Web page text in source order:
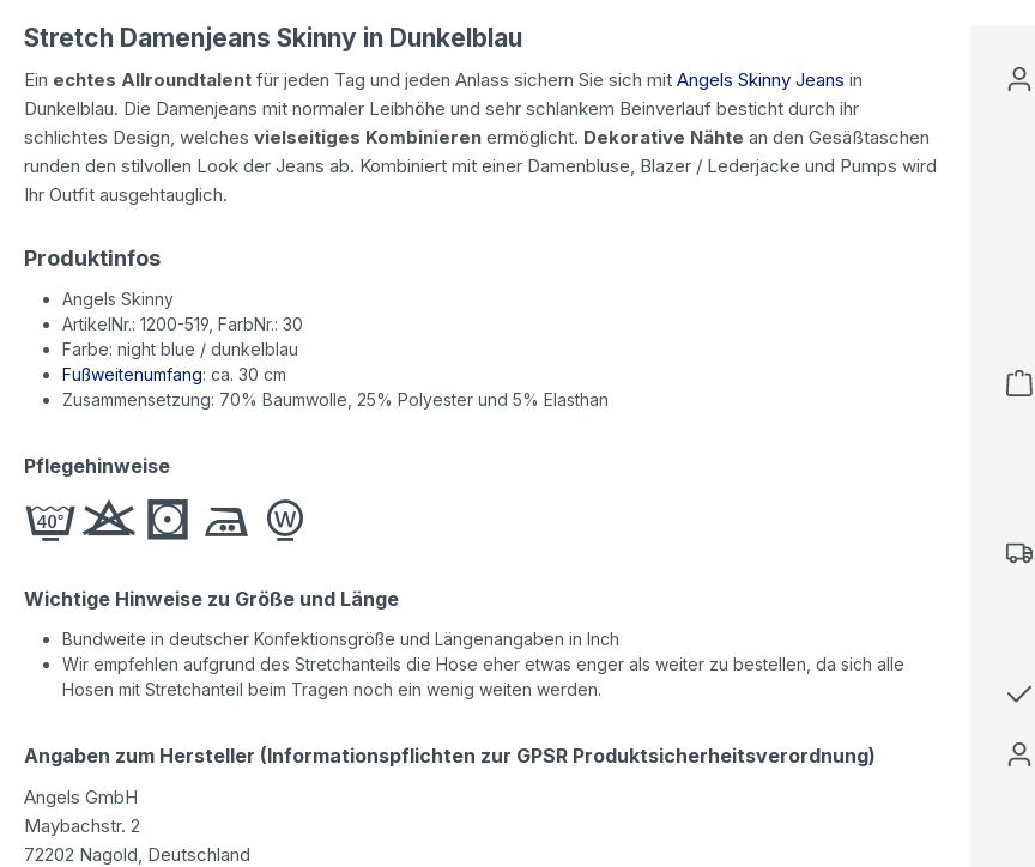
Stretch Damenjeans Skinny in Dunkelblau
Ein echtes Allroundtalent für jeden Tag und jeden Anlass sichern Sie sich mit Angels Skinny Jeans in
Dunkelblau. Die Damenjeans mit normaler Leibhöhe und sehr schlankem Beinverlauf besticht durch ihr
schlichtes Design, welches vielseitiges Kombinieren ermöglicht. Dekorative Nähte an den Gesäßtaschen
runden den stilvollen Look der Jeans ab. Kombiniert mit einer Damenbluse, Blazer / Lederjacke und Pumps wird
Ihr Outfit ausgehtauglich.
Produktinfos
Angels Skinny
ArtikelNr.: 1200-519, FarbNr.: 30
Farbe: night blue / dunkelblau
Fußweitenumfang: ca. 30 cm
Zusammensetzung: 70% Baumwolle, 25% Polyester und 5% Elasthan
Pflegehinweise
Wichtige Hinweise zu Größe und Länge
Bundweite in deutscher Konfektionsgröße und Längenangaben in Inch
Wir empfehlen aufgrund des Stretchanteils die Hose eher etwas enger als weiter zu bestellen, da sich alle
Hosen mit Stretchanteil beim Tragen noch ein wenig weiten werden.
Angaben zum Hersteller (Informationspflichten zur GPSR Produktsicherheitsverordnung)
Angels GmbH
Maybachstr. 2
72202 Nagold, Deutschland